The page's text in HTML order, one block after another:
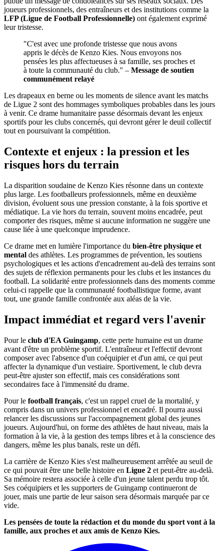
joueurs professionnels, des entraîneurs et des institutions comme la
LFP (Ligue de Football Professionnelle) ont également exprimé
leur tristesse.
"C'est avec une profonde tristesse que nous avons
appris le décès de Kenzo Kies. Nous envoyons nos
pensées les plus affectueuses à sa famille, ses proches et
à toute la communauté du club." – Message de soutien
communément relayé
Les drapeaux en berne ou les moments de silence avant les matchs
de Ligue 2 sont des hommages symboliques probables dans les jours
à venir. Ce drame humanitaire passe désormais devant les enjeux
sportifs pour les clubs concernés, qui devront gérer le deuil collectif
tout en poursuivant la compétition.
Contexte et enjeux : la pression et les
risques hors du terrain
La disparition soudaine de Kenzo Kies résonne dans un contexte
plus large. Les footballeurs professionnels, même en deuxième
division, évoluent sous une pression constante, à la fois sportive et
médiatique. La vie hors du terrain, souvent moins encadrée, peut
comporter des risques, même si aucune information ne suggère une
cause liée à une quelconque imprudence.
Ce drame met en lumière l'importance du bien-être physique et
mental des athlètes. Les programmes de prévention, les soutiens
psychologiques et les actions d'encadrement au-delà des terrains sont
des sujets de réflexion permanents pour les clubs et les instances du
football. La solidarité entre professionnels dans des moments comme
celui-ci rappelle que la communauté footballistique forme, avant
tout, une grande famille confrontée aux aléas de la vie.
Impact immédiat et regard vers l'avenir
Pour le club d'EA Guingamp, cette perte humaine est un drame
avant d'être un problème sportif. L'entraîneur et l'effectif devront
composer avec l'absence d'un coéquipier et d'un ami, ce qui peut
affecter la dynamique d'un vestiaire. Sportivement, le club devra
peut-être ajuster son effectif, mais ces considérations sont
secondaires face à l'immensité du drame.
Pour le football français, c'est un rappel cruel de la mortalité, y
compris dans un univers professionnel et encadré. Il pourra aussi
relancer les discussions sur l'accompagnement global des jeunes
joueurs. Aujourd'hui, on forme des athlètes de haut niveau, mais la
formation à la vie, à la gestion des temps libres et à la conscience des
dangers, même les plus banals, reste un défi.
La carrière de Kenzo Kies s'est malheureusement arrêtée au seuil de
ce qui pouvait être une belle histoire en Ligue 2 et peut-être au-delà.
Sa mémoire restera associée à celle d'un jeune talent perdu trop tôt.
Ses coéquipiers et les supporters de Guingamp continueront de
jouer, mais une partie de leur saison sera désormais marquée par ce
vide.
Les pensées de toute la rédaction et du monde du sport vont à la
famille, aux proches et aux amis de Kenzo Kies.